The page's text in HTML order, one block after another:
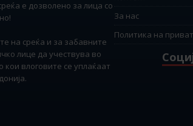
е дозволено за лица со
на среќа и за забавните
лице да учествува во
кои влоговите се уплаќаат
За нас
Политика на